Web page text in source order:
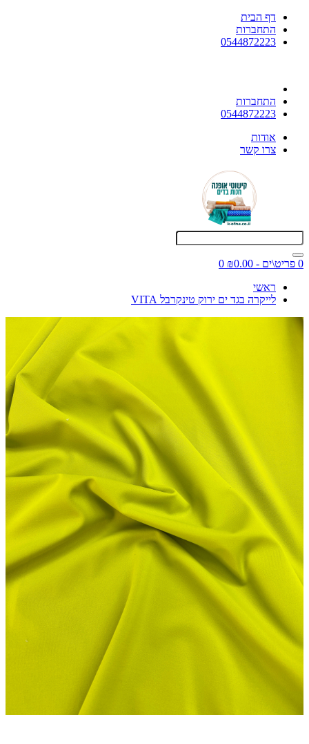
דף הבית
התחברות
0544872223
התחברות
0544872223
אודות
צרו קשר
0 פריט\ים - ₪0.00
0
ראשי
לייקרה בגד ים ירוק טינקרבל VITA